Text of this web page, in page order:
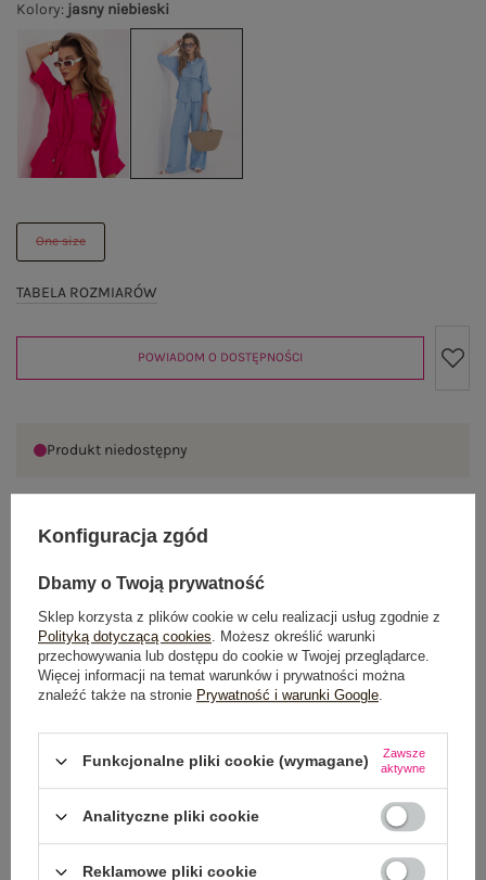
Kolory: jasny niebieski
One size
TABELA ROZMIARÓW
POWIADOM O DOSTĘPNOŚCI
Produkt niedostępny
OPIS PRODUKTU
GŁÓWNE PARAMETRY
OPINIE O PRODUKCIE (3)
WYSYŁKA I DOSTAWA
Konfiguracja zgód
Dbamy o Twoją prywatność
Sklep korzysta z plików cookie w celu realizacji usług zgodnie z
Polityką dotyczącą cookies. Możesz określić warunki
przechowywania lub dostępu do cookie w Twojej przeglądarce.
Więcej informacji na temat warunków i prywatności można
znaleźć także na stronie Prywatność i warunki Google.
Funkcjonalne pliki cookie (wymagane)
Zawsze
aktywne
Analityczne pliki cookie
Reklamowe pliki cookie